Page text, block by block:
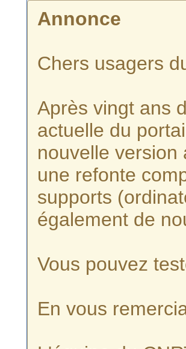
Annonce
Chers usagers
Après vingt ans
actuelle du
nouvelle version
une refonte
supports
également de
Vous pouvez
En vous